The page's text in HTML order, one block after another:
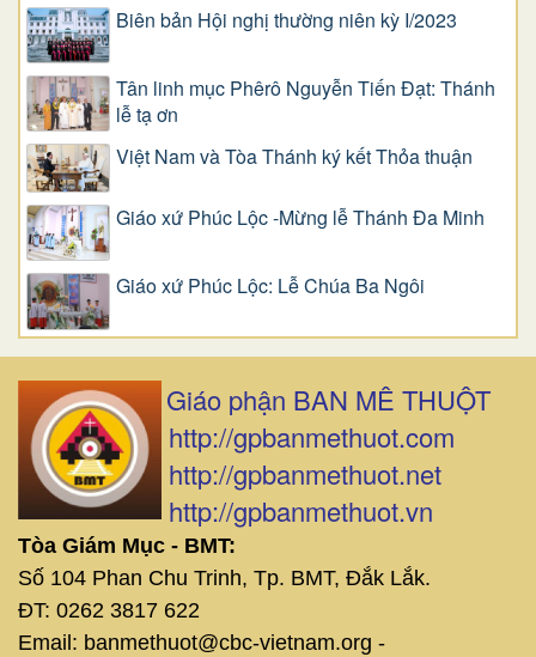
Biên bản Hội nghị thường niên kỳ I/2023
Tân linh mục Phêrô Nguyễn Tiến Đạt: Thánh
lễ tạ ơn
Việt Nam và Tòa Thánh ký kết Thỏa thuận
Giáo xứ Phúc Lộc -Mừng lễ Thánh Đa Minh
Giáo xứ Phúc Lộc: Lễ Chúa Ba Ngôi
Giáo phận BAN MÊ THUỘT
http://gpbanmethuot.com
http://gpbanmethuot.net
http://gpbanmethuot.vn
Tòa Giám Mục - BMT:
Số 104 Phan Chu Trinh, Tp. BMT, Đắk Lắk.
ĐT: 0262 3817 622
Email: banmethuot@cbc-vietnam.org -